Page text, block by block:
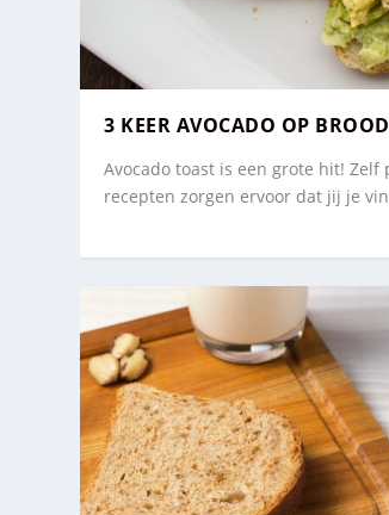
3 KEER AVOCADO OP
Avocado toast is een grote hit! Zelf
recepten zorgen ervoor dat jij je